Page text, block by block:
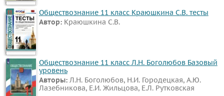
Информатика
ОБЖ
География
Литература
Обществознание
Мед.
подготовка
Обществознание 11 класс Краюшкина С.В. тесты
Автор: Краюшкина С.В.
Обществознание 11 класс Л.Н. Боголюбов Базовый
уровень
Авторы: Л.Н. Боголюбов, Н.И. Городецкая, А.Ю.
Лазебникова, Е.И. Жильцова, Е.Л. Рутковская